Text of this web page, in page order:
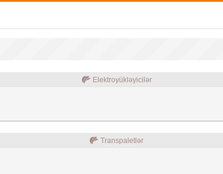
Elektroyükləyicilər
Transpaletlər